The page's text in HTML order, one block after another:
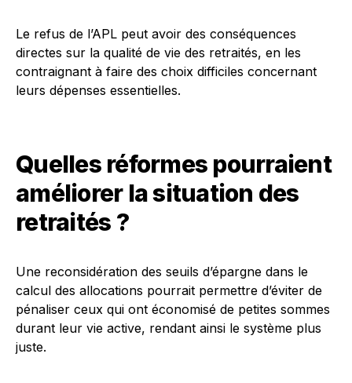
Le refus de l’APL peut avoir des conséquences
directes sur la qualité de vie des retraités, en les
contraignant à faire des choix difficiles concernant
leurs dépenses essentielles.
Quelles réformes pourraient
améliorer la situation des
retraités ?
Une reconsidération des seuils d’épargne dans le
calcul des allocations pourrait permettre d’éviter de
pénaliser ceux qui ont économisé de petites sommes
durant leur vie active, rendant ainsi le système plus
juste.